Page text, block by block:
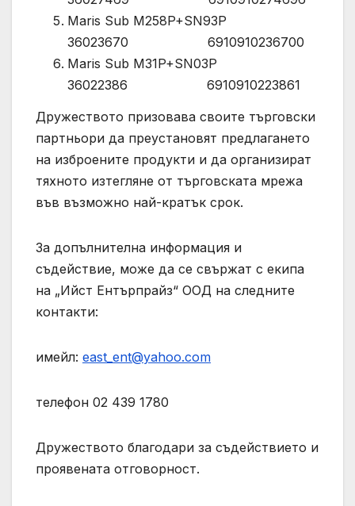
Maris Sub M258P+SN93P
36023670 6910910236700
Maris Sub M31P+SN03P
36022386 6910910223861
Дружеството призовава своите търговски
партньори да преустановят предлагането
на изброените продукти и да организират
тяхното изтегляне от търговската мрежа
във възможно най-кратък срок.
За допълнителна информация и
съдействие, може да се свържат с екипа
на „Ийст Ентърпрайз“ ООД на следните
контакти:
имейл: east_ent@yahoo.com
телефон 02 439 1780
Дружеството благодари за съдействието и
проявената отговорност.